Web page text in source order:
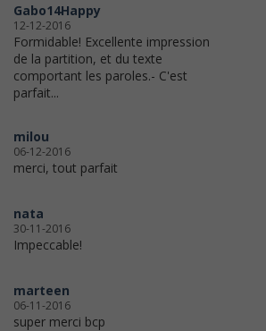
Gabo14Happy
12-12-2016
Formidable! Excellente impression
de la partition, et du texte
comportant les paroles.- C'est
parfait...
milou
06-12-2016
merci, tout parfait
nata
30-11-2016
Impeccable!
marteen
06-11-2016
super merci bcp